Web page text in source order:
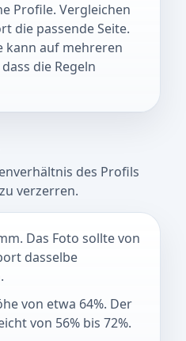
Profile. Vergleichen
die passende Seite.
kann auf mehreren
die Regeln
des Profils
verzerren.
Das Foto sollte von
dasselbe
von etwa 64%. Der
von 56% bis 72%.